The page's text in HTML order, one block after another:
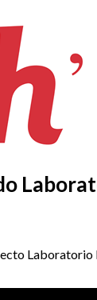
Laboratorio